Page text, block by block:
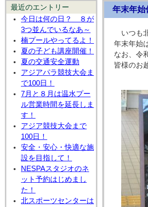
最近のエントリー
今日は何の日？ ８が
3つ並んでいるなあ～
楠プールやってるよ！
夏の子ども講座開催！
夏の交通安全運動
アジアパラ競技大会ま
で100日！
7月と８月は温水プー
ル営業時間を延長しま
す！
アジア競技大会まで
100日！
安全・安心・快適な施
設を目指して！
NESPAスタジオのネ
ット予約はじめまし
た！
北スポーツセンターは
年末年始
いつも
年末年始
なお、令
皆様のお